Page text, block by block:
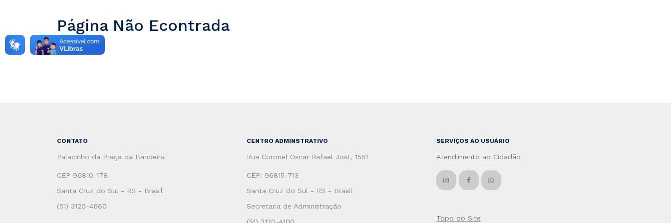
Página Não Econtrada
CONTATO
Palacinho da Praça da Bandeira
CEP 96810-178
Santa Cruz do Sul - RS - Brasil
(51) 3120-4660
CENTRO ADMINSTRATIVO
Rua Coronel Oscar Rafael Jost, 1551
CEP: 96815-713
Santa Cruz do Sul - RS - Brasil
Secretaria de Administração
SERVIÇOS AO USUÁRIO
Atendimento ao Cidadão
Topo do Site